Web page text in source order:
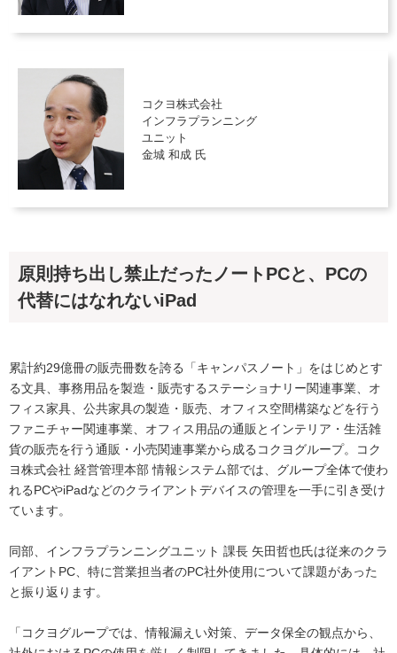
コクヨ株式会社
インフラプランニング
ユニット
金城 和成 氏
原則持ち出し禁止だったノートPCと、PCの
代替にはなれないiPad
累計約29億冊の販売冊数を誇る「キャンパスノート」をはじめとす
る文具、事務用品を製造・販売するステーショナリー関連事業、オ
フィス家具、公共家具の製造・販売、オフィス空間構築などを行う
ファニチャー関連事業、オフィス用品の通販とインテリア・生活雑
貨の販売を行う通販・小売関連事業から成るコクヨグループ。コク
ヨ株式会社 経営管理本部 情報システム部では、グループ全体で使わ
れるPCやiPadなどのクライアントデバイスの管理を一手に引き受け
ています。
同部、インフラプランニングユニット 課長 矢田哲也氏は従来のクラ
イアントPC、特に営業担当者のPC社外使用について課題があった
と振り返ります。
「コクヨグループでは、情報漏えい対策、データ保全の観点から、